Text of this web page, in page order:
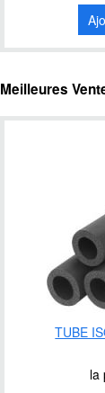
Meilleures
TUBE
la